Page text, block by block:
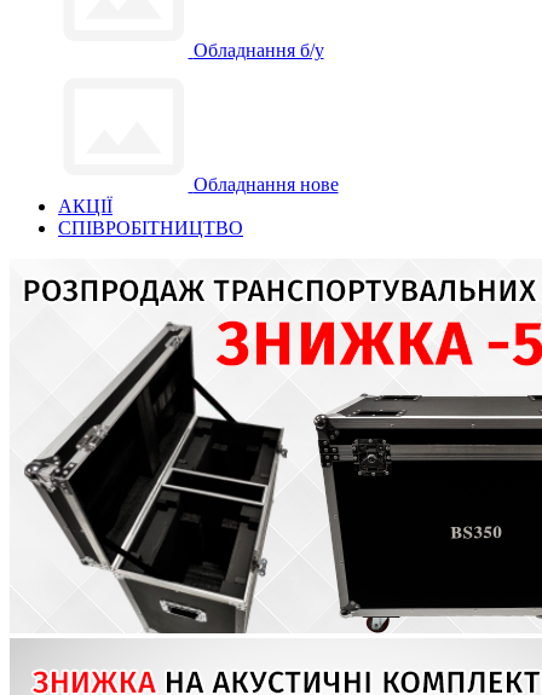
Обладнання б/у
Обладнання нове
АКЦІЇ
СПІВРОБІТНИЦТВО